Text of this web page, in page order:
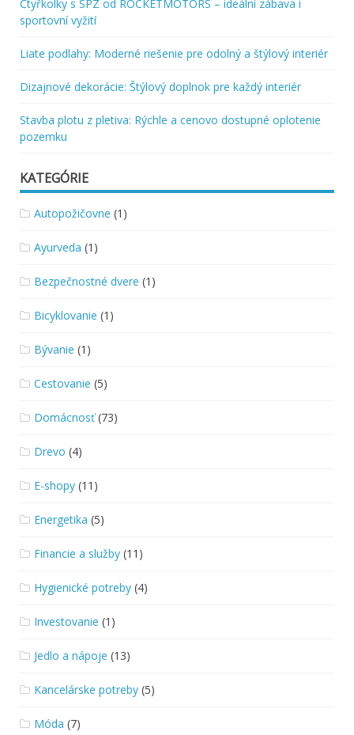
Čtyřkolky s SPZ od ROCKETMOTORS – ideální zábava i
sportovní vyžití
Liate podlahy: Moderné riešenie pre odolný a štýlový interiér
Dizajnové dekorácie: Štýlový doplnok pre každý interiér
Stavba plotu z pletiva: Rýchle a cenovo dostupné oplotenie
pozemku
KATEGÓRIE
Autopožičovne (1)
Ayurveda (1)
Bezpečnostné dvere (1)
Bicyklovanie (1)
Bývanie (1)
Cestovanie (5)
Domácnosť(73)
Drevo (4)
E-shopy (11)
Energetika (5)
Financie a služby (11)
Hygienické potreby (4)
Investovanie (1)
Jedlo a nápoje (13)
Kancelárske potreby (5)
Móda (7)